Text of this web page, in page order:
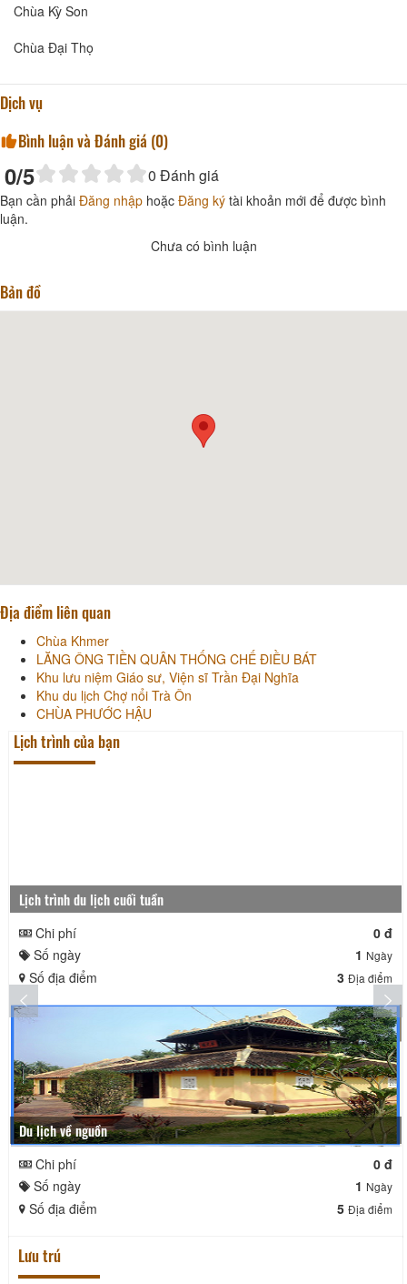
Chùa Kỳ Son
Chùa Đại Thọ
Dịch vụ
Bình luận và Đánh giá (0)
0/5 0 Đánh giá
Bạn cần phải Đăng nhập hoặc Đăng ký tài khoản mới để được bình
luận.
Chưa có bình luận
Bản đồ
Địa điểm liên quan
Chùa Khmer
LĂNG ÔNG TIỀN QUÂN THỐNG CHẾ ĐIỀU BÁT
Khu lưu niệm Giáo sư, Viện sĩ Trần Đại Nghĩa
Khu du lịch Chợ nổi Trà Ôn
CHÙA PHƯỚC HẬU
Lịch trình của bạn
Lịch trình du lịch cuối tuần
Chi phí
0 đ
Số ngày
1 Ngày
Số địa điểm 3 Địa điểm
Du lịch về nguồn
Chi phí
0 đ
Số ngày
1 Ngày
Số địa điểm 5 Địa điểm
Lưu trú